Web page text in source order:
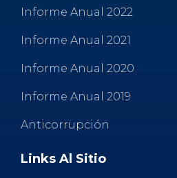
Informe Anual 2022
Informe Anual 2021
Informe Anual 2020
Informe Anual 2019
Anticorrupción
Links Al Sitio